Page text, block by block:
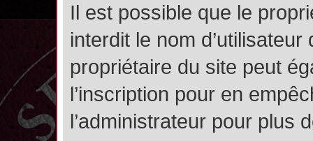
Il est possible que le
interdit le nom
propriétaire du site peut
l’inscription pour en
l’administrateur pour plus